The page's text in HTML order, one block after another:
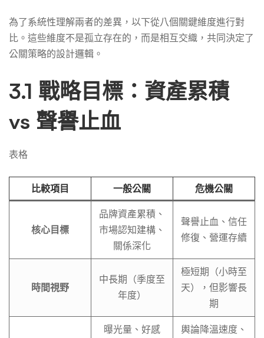
為了系統性理解兩者的差異，以下從八個關鍵維度進行對
比。這些維度不是孤立存在的，而是相互交織，共同決定了
公關策略的設計邏輯。
3.1 戰略目標：資產累積
vs 聲譽止血
表格
比較項目 一般公關 危機公關
核心目標
品牌資產累積、
市場認知建構、
關係深化
聲譽止血、信任
修復、營運存續
時間視野
中長期（季度至
年度）
極短期（小時至
天），但影響長
期
曝光量、好感
輿論降溫速度、